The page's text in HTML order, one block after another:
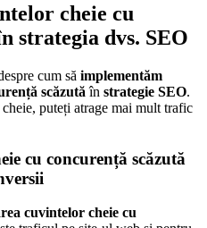
cheie cu
strategia dvs. SEO
cum să implementăm
scăzută în strategie SEO.
puteți atrage mai mult trafic
cu concurență scăzută
cuvintelor cheie cu